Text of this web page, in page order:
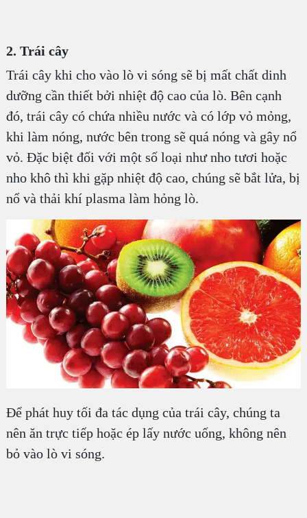
2. Trái cây
Trái cây khi cho vào lò vi sóng sẽ bị mất chất dinh
dưỡng cần thiết bởi nhiệt độ cao của lò. Bên cạnh
đó, trái cây có chứa nhiều nước và có lớp vỏ mỏng,
khi làm nóng, nước bên trong sẽ quá nóng và gây nổ
vỏ. Đặc biệt đối với một số loại như nho tươi hoặc
nho khô thì khi gặp nhiệt độ cao, chúng sẽ bắt lửa, bị
nổ và thải khí plasma làm hỏng lò.
Để phát huy tối đa tác dụng của trái cây, chúng ta
nên ăn trực tiếp hoặc ép lấy nước uống, không nên
bỏ vào lò vi sóng.